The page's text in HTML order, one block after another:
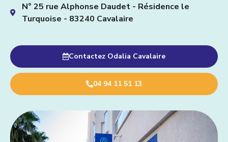
N° 25 rue Alphonse Daudet - Résidence le
Turquoise - 83240 Cavalaire
Contactez Odalia Cavalaire
04 94 11 51 13